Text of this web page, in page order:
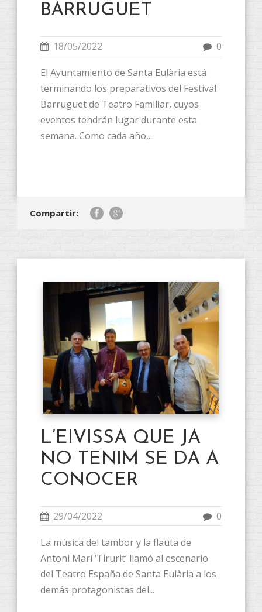
BARRUGUET
18/05/2022 0
El Ayuntamiento de Santa Eulària está
terminando los preparativos del Festival
Barruguet de Teatro Familiar, cuyos
eventos tendrán lugar durante esta
semana. Como cada año,...
Compartir:
L’EIVISSA QUE JA
NO TENIM SE DA A
CONOCER
29/04/2022 0
La música del tambor y la flaüta de
Antoni Marí ‘Tirurit’ llamó al escenario
del Teatro España de Santa Eulària a los
demás protagonistas del...